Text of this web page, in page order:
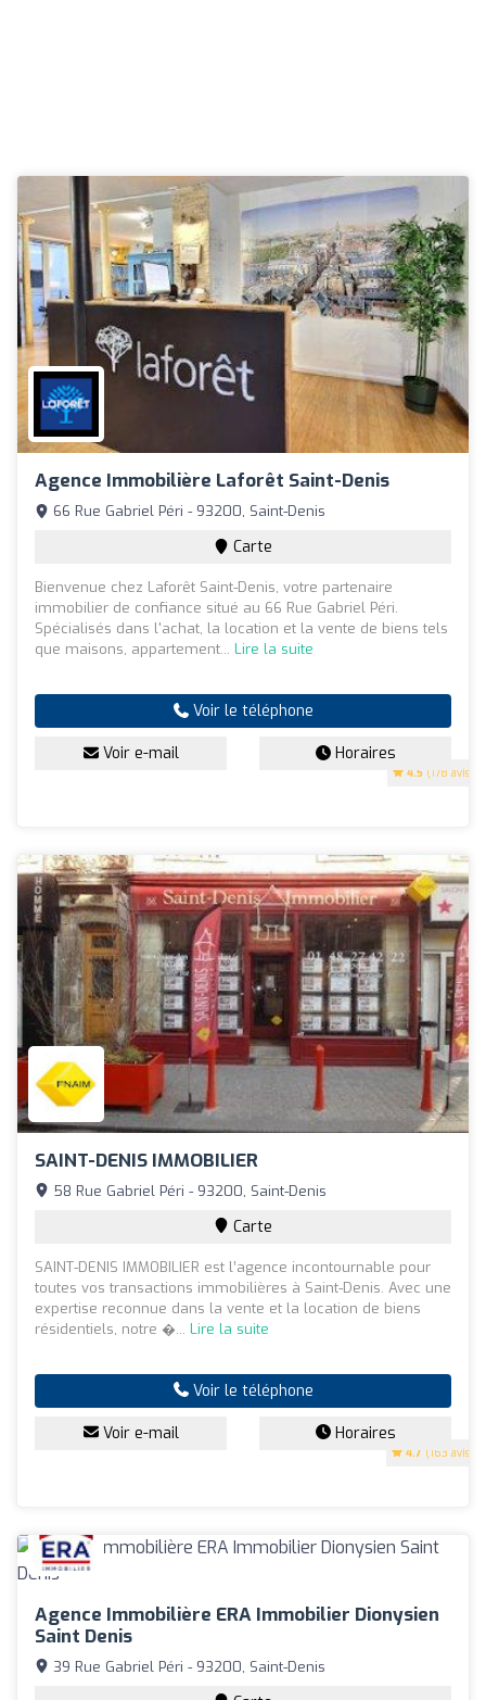
Agence Immobilière Laforêt Saint-Denis
4.5 (178 avis)
66 Rue Gabriel Péri - 93200, Saint-Denis
Carte
Bienvenue chez Laforêt Saint-Denis, votre partenaire
immobilier de confiance situé au 66 Rue Gabriel Péri.
Spécialisés dans l'achat, la location et la vente de biens tels
que maisons, appartement... Lire la suite
Voir le téléphone
Voir e-mail Horaires
SAINT-DENIS IMMOBILIER
4.7 (163 avis)
58 Rue Gabriel Péri - 93200, Saint-Denis
Carte
SAINT-DENIS IMMOBILIER est l’agence incontournable pour
toutes vos transactions immobilières à Saint-Denis. Avec une
expertise reconnue dans la vente et la location de biens
résidentiels, notre �... Lire la suite
Voir le téléphone
Voir e-mail Horaires
Agence Immobilière ERA Immobilier Dionysien
Saint Denis
39 Rue Gabriel Péri - 93200, Saint-Denis